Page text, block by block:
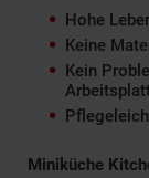
Hohe
Keine
Kein
Miniküche